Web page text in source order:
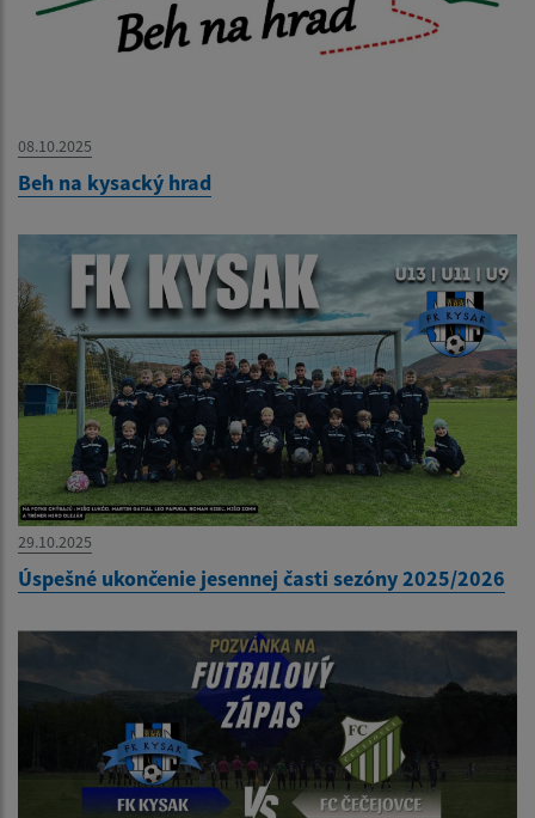
08.10.2025
Beh na kysacký hrad
29.10.2025
Úspešné ukončenie jesennej časti sezóny 2025/2026